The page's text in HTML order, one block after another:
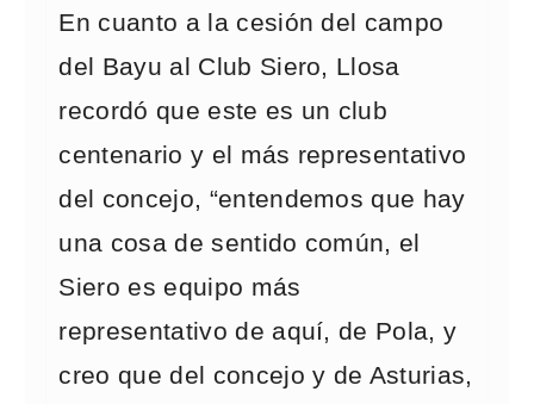
En cuanto a la cesión del campo
del Bayu al Club Siero, Llosa
recordó que este es un club
centenario y el más representativo
del concejo, “entendemos que hay
una cosa de sentido común, el
Siero es equipo más
representativo de aquí, de Pola, y
creo que del concejo y de Asturias,